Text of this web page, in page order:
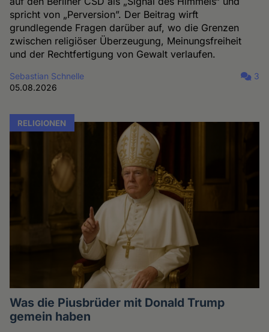
spricht von „Perversion”. Der Beitrag wirft
grundlegende Fragen darüber auf, wo die Grenzen
zwischen religiöser Überzeugung, Meinungsfreiheit
und der Rechtfertigung von Gewalt verlaufen.
Sebastian Schnelle
05.08.2026
3
RELIGIONEN
Was die Piusbrüder mit Donald Trump
gemein haben